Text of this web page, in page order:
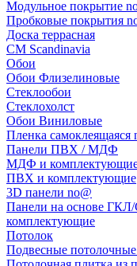
Модульное покрытие
Пробковые покрытия
Доска террасная
CM Scandinavia
Обои
Обои Флизелиновые
Стеклообои
Стеклохолст
Обои Виниловые
Пленка самоклеящаяся
Панели ПВХ / МДФ
МДФ и
ПВХ и комплектующие
3D панели no@
Панели на основе
комплектующие
Потолок
Подвесные